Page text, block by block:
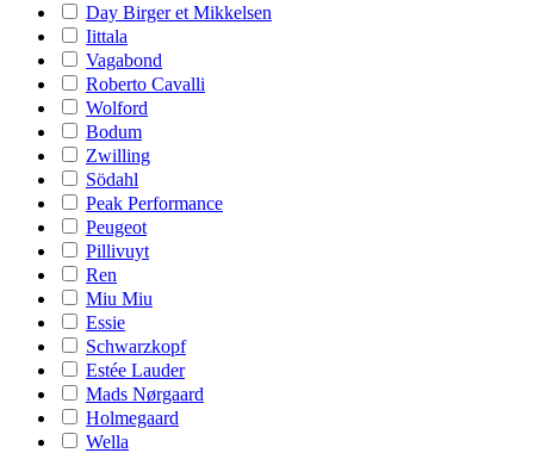
Day Birger et Mikkelsen
Iittala
Vagabond
Roberto Cavalli
Wolford
Bodum
Zwilling
Södahl
Peak Performance
Peugeot
Pillivuyt
Ren
Miu Miu
Essie
Schwarzkopf
Estée Lauder
Mads Nørgaard
Holmegaard
Wella